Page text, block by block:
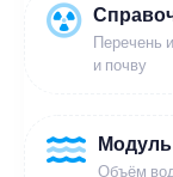
Перечень
и почву
Модуль
Объём